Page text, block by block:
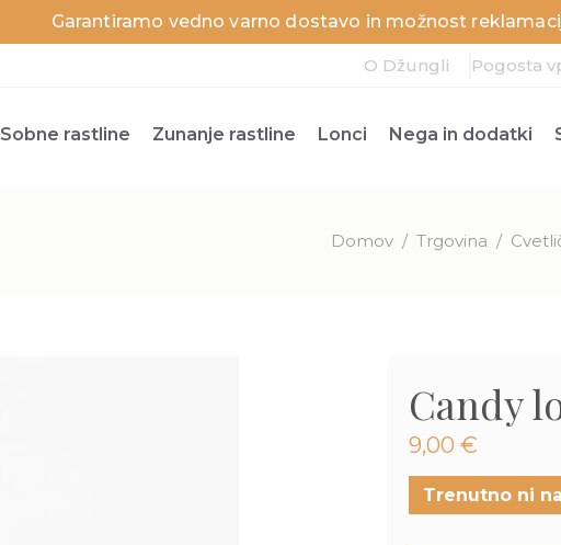
Garantiramo vedno varno dostavo in možnost
O Džungli Pogosta
Sobne rastline Zunanje rastline Lonci Nega in dodatki
Domov / Trgovina /
Candy
9,00 €
Trenutno ni